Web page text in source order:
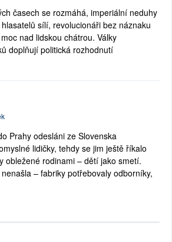
časech se rozmáhá, imperiální neduhy
sílí, revolucionáři bez náznaku
nad lidskou chátrou. Války
doplňují politická rozhodnutí
Prahy odesláni ze Slovenska
lidičky, tehdy se jim ještě říkalo
obležené rodinami – dětí jako smetí.
– fabriky potřebovaly odborníky,